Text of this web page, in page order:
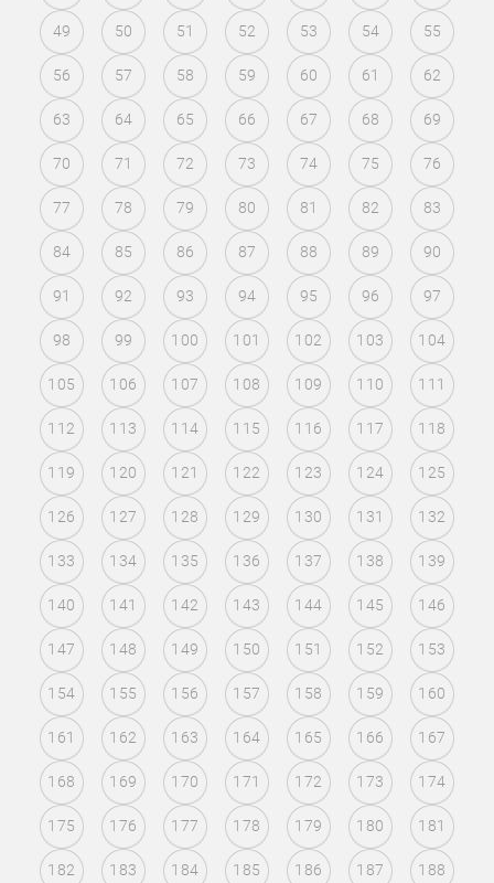
49 50 51 52 53 54 55
56 57 58 59 60 61 62
63 64 65 66 67 68 69
70 71 72 73 74 75 76
77 78 79 80 81 82 83
84 85 86 87 88 89 90
91 92 93 94 95 96 97
98 99 100 101 102 103 104
105 106 107 108 109 110 111
112 113 114 115 116 117 118
119 120 121 122 123 124 125
126 127 128 129 130 131 132
133 134 135 136 137 138 139
140 141 142 143 144 145 146
147 148 149 150 151 152 153
154 155 156 157 158 159 160
161 162 163 164 165 166 167
168 169 170 171 172 173 174
175 176 177 178 179 180 181
182 183 184 185 186 187 188